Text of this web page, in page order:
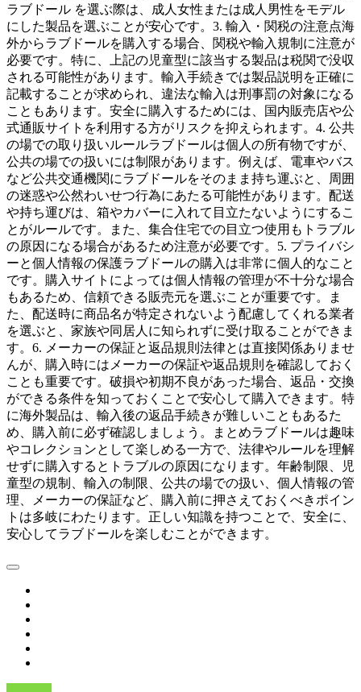
ラブドール を選ぶ際は、成人女性または成人男性をモデル
にした製品を選ぶことが安心です。3. 輸入・関税の注意点海
外からラブドールを購入する場合、関税や輸入規制に注意が
必要です。特に、上記の児童型に該当する製品は税関で没収
される可能性があります。輸入手続きでは製品説明を正確に
記載することが求められ、違法な輸入は刑事罰の対象になる
こともあります。安全に購入するためには、国内販売店や公
式通販サイトを利用する方がリスクを抑えられます。4. 公共
の場での取り扱いルールラブドールは個人の所有物ですが、
公共の場での扱いには制限があります。例えば、電車やバス
など公共交通機関にラブドールをそのまま持ち運ぶと、周囲
の迷惑や公然わいせつ行為にあたる可能性があります。配送
や持ち運びは、箱やカバーに入れて目立たないようにするこ
とがルールです。また、集合住宅での目立つ使用もトラブル
の原因になる場合があるため注意が必要です。5. プライバシ
ーと個人情報の保護ラブドールの購入は非常に個人的なこと
です。購入サイトによっては個人情報の管理が不十分な場合
もあるため、信頼できる販売元を選ぶことが重要です。ま
た、配送時に商品名が特定されないよう配慮してくれる業者
を選ぶと、家族や同居人に知られずに受け取ることができま
す。6. メーカーの保証と返品規則法律とは直接関係ありませ
んが、購入時にはメーカーの保証や返品規則を確認しておく
ことも重要です。破損や初期不良があった場合、返品・交換
ができる条件を知っておくことで安心して購入できます。特
に海外製品は、輸入後の返品手続きが難しいこともあるた
め、購入前に必ず確認しましょう。まとめラブドールは趣味
やコレクションとして楽しめる一方で、法律やルールを理解
せずに購入するとトラブルの原因になります。年齢制限、児
童型の規制、輸入の制限、公共の場での扱い、個人情報の管
理、メーカーの保証など、購入前に押さえておくべきポイン
トは多岐にわたります。正しい知識を持つことで、安全に、
安心してラブドールを楽しむことができます。